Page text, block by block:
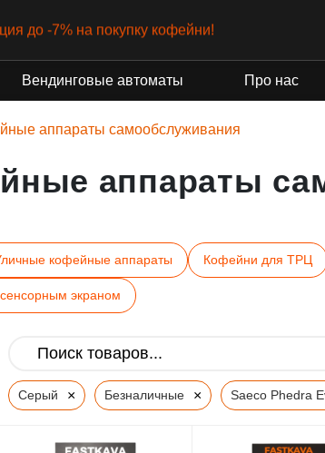
до -7% на покупку кофейни!
Вендинговые автоматы Про нас
аппараты самообслуживания
аппараты
кофейные аппараты Кофейни для ТРЦ
экраном
Серый × Безналичные × Saeco Phedra